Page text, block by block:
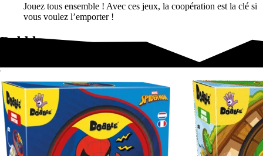
Jouez tous ensemble ! Avec ces jeux, la coopération est la clé si
vous voulez l’emporter !
Dobble